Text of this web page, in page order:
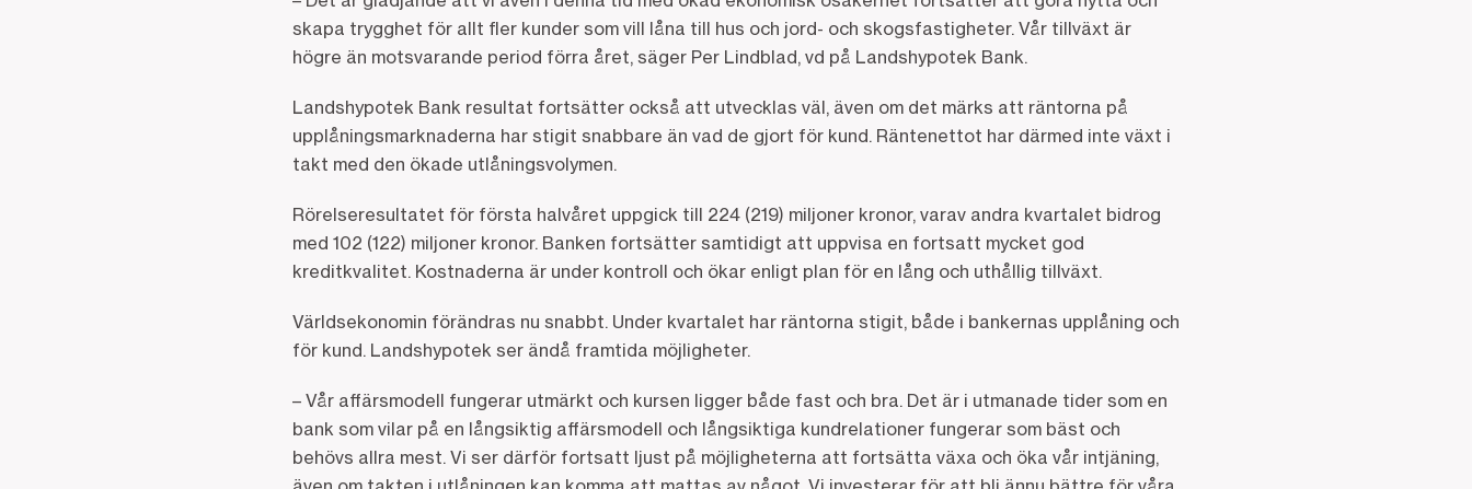
skapa trygghet för allt fler kunder som vill låna till hus och jord- och skogsfastigheter. Vår tillväxt är
högre än motsvarande period förra året, säger Per Lindblad, vd på Landshypotek Bank.
Landshypotek Bank resultat fortsätter också att utvecklas väl, även om det märks att räntorna på
upplåningsmarknaderna har stigit snabbare än vad de gjort för kund. Räntenettot har därmed inte växt i
takt med den ökade utlåningsvolymen.
Rörelseresultatet för första halvåret uppgick till 224 (219) miljoner kronor, varav andra kvartalet bidrog
med 102 (122) miljoner kronor. Banken fortsätter samtidigt att uppvisa en fortsatt mycket god
kreditkvalitet. Kostnaderna är under kontroll och ökar enligt plan för en lång och uthållig tillväxt.
Världsekonomin förändras nu snabbt. Under kvartalet har räntorna stigit, både i bankernas upplåning och
för kund. Landshypotek ser ändå framtida möjligheter.
– Vår affärsmodell fungerar utmärkt och kursen ligger både fast och bra. Det är i utmanade tider som en
bank som vilar på en långsiktig affärsmodell och långsiktiga kundrelationer fungerar som bäst och
behövs allra mest. Vi ser därför fortsatt ljust på möjligheterna att fortsätta växa och öka vår intjäning,